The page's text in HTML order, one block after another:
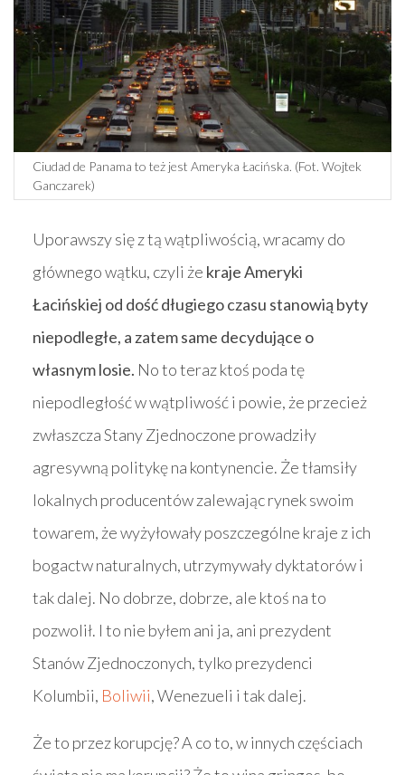
Ciudad de Panama to też jest Ameryka Łacińska. (Fot. Wojtek
Ganczarek)
Uporawszy się z tą wątpliwością, wracamy do
głównego wątku, czyli że kraje Ameryki
Łacińskiej od dość długiego czasu stanowią byty
niepodległe, a zatem same decydujące o
własnym losie. No to teraz ktoś poda tę
niepodległość w wątpliwość i powie, że przecież
zwłaszcza Stany Zjednoczone prowadziły
agresywną politykę na kontynencie. Że tłamsiły
lokalnych producentów zalewając rynek swoim
towarem, że wyżyłowały poszczególne kraje z ich
bogactw naturalnych, utrzymywały dyktatorów i
tak dalej. No dobrze, dobrze, ale ktoś na to
pozwolił. I to nie byłem ani ja, ani prezydent
Stanów Zjednoczonych, tylko prezydenci
Kolumbii, Boliwii, Wenezueli i tak dalej.
Że to przez korupcję? A co to, w innych częściach